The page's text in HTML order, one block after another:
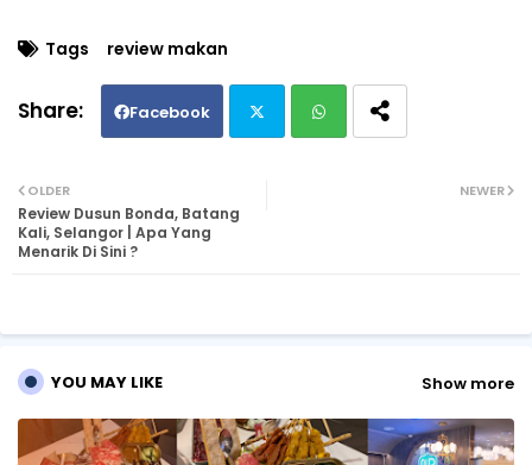
Tags review makan
Facebook
NEWER
OLDER
Review Dusun Bonda, Batang
Kali, Selangor | Apa Yang
Menarik Di Sini ?
YOU MAY LIKE Show more